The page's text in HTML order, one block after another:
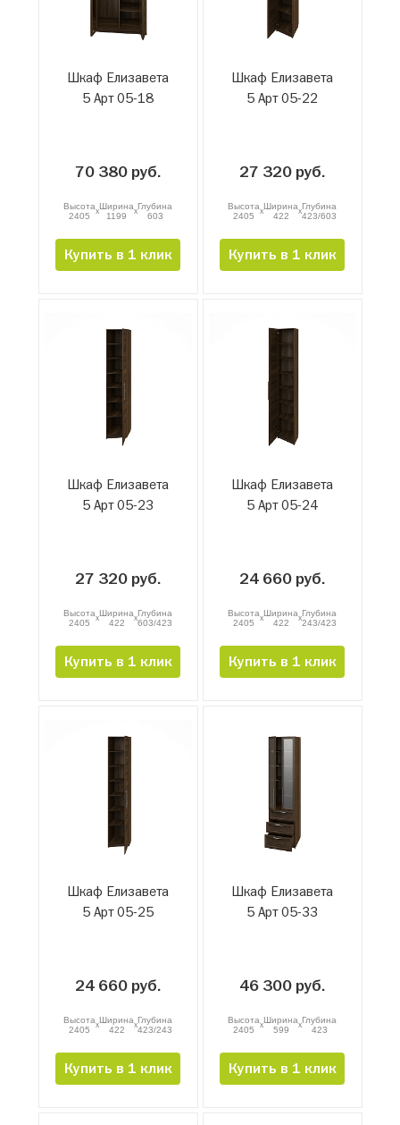
Шкаф Елизавета
5 Арт 05-18
70 380 руб.
Высота
2405
xШирина
1199
xГлубина
603
Купить в 1 клик
Шкаф Елизавета
5 Арт 05-22
27 320 руб.
Высота
2405
xШирина
422
xГлубина
423/603
Купить в 1 клик
Шкаф Елизавета
5 Арт 05-23
27 320 руб.
Высота
2405
xШирина
422
xГлубина
603/423
Купить в 1 клик
Шкаф Елизавета
5 Арт 05-24
24 660 руб.
Высота
2405
xШирина
422
xГлубина
243/423
Купить в 1 клик
Шкаф Елизавета
5 Арт 05-25
24 660 руб.
Высота
2405
xШирина
422
xГлубина
423/243
Купить в 1 клик
Шкаф Елизавета
5 Арт 05-33
46 300 руб.
Высота
2405
xШирина
599
xГлубина
423
Купить в 1 клик